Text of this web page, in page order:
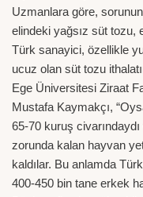
Uzmanlara göre,
elindeki yağsız süt tozu,
Türk sanayici, özellikle
ucuz olan süt tozu
Ege Üniversitesi Ziraat
Mustafa Kaymakçı,
65-70 kuruş
zorunda kalan hayvan
kaldılar. Bu anlamda
400-450 bin tane erkek